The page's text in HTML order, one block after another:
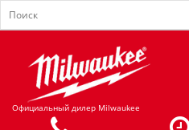
Официальный дилер Milwaukee